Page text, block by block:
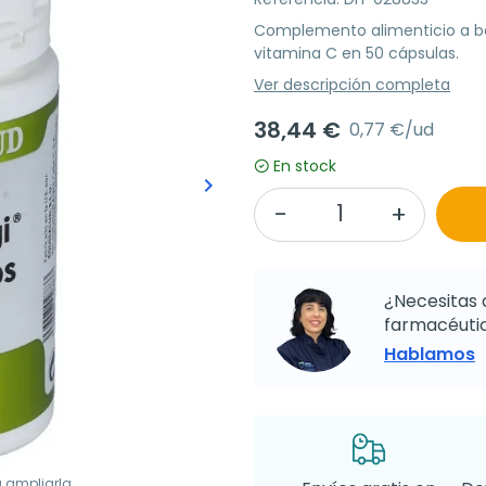
Siguiente
keyboard_arrow_right
Complemento alimenticio a
vitamina C en 50 cápsulas.
Ver descripción completa
38,44 € 0,77 €/ud
En stock
¿Necesitas
Hablamos